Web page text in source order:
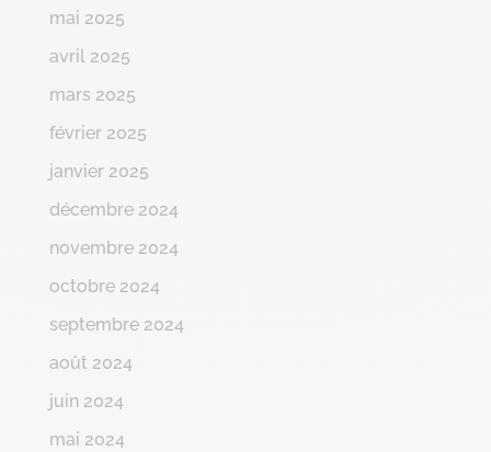
mai 2025
avril 2025
mars 2025
février 2025
janvier 2025
décembre 2024
novembre 2024
octobre 2024
septembre 2024
août 2024
juin 2024
mai 2024